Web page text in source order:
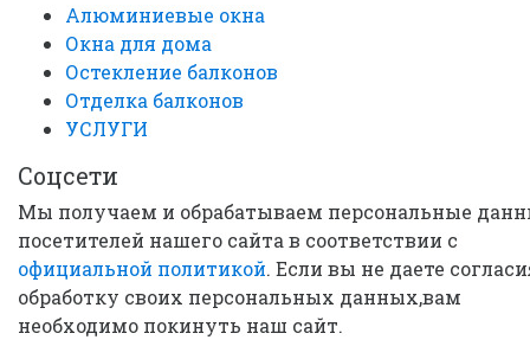
Алюминиевые окна
Окна для дома
Остекление балконов
Отделка балконов
УСЛУГИ
Соцсети
Мы получаем и обрабатываем персональные
посетителей нашего сайта в соответствии с
официальной политикой. Если вы не даете
обработку своих персональных данных,вам
необходимо покинуть наш сайт.